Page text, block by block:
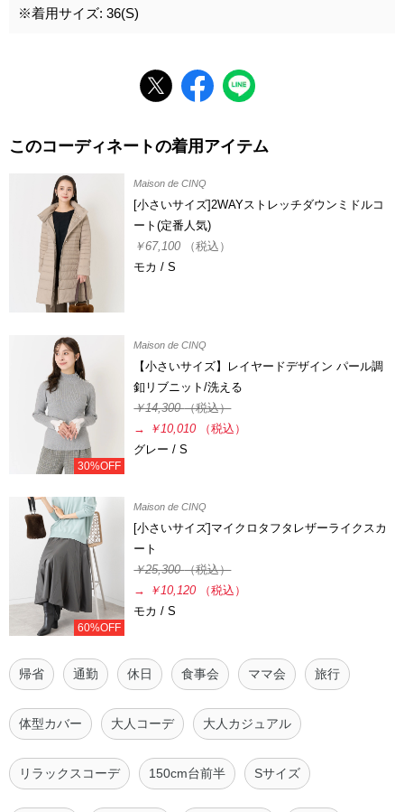
※着用サイズ: 36(S)
このコーディネートの着用アイテム
Maison de CINQ
[小さいサイズ]2WAYストレッチダウンミドルコ
ート(定番人気)
￥67,100
（税込）
モカ / S
30%OFF
Maison de CINQ
【小さいサイズ】レイヤードデザイン パール調
釦リブニット/洗える
￥14,300（税込）
→
￥10,010
（税込）
グレー / S
60%OFF
Maison de CINQ
[小さいサイズ]マイクロタフタレザーライクスカ
ート
￥25,300（税込）
→
￥10,120
（税込）
モカ / S
帰省 通勤 休日 食事会 ママ会 旅行
体型カバー 大人コーデ 大人カジュアル
リラックスコーデ 150cm台前半 Sサイズ